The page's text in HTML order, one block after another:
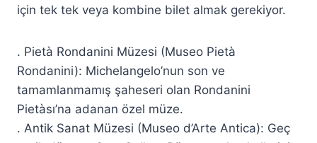
için tek tek veya kombine bilet almak gerekiyor.
. Pietà Rondanini Müzesi (Museo Pietà
Rondanini): Michelangelo’nun son ve
tamamlanmamış şaheseri olan Rondanini
Pietàsı’na adanan özel müze.
. Antik Sanat Müzesi (Museo d’Arte Antica): Geç